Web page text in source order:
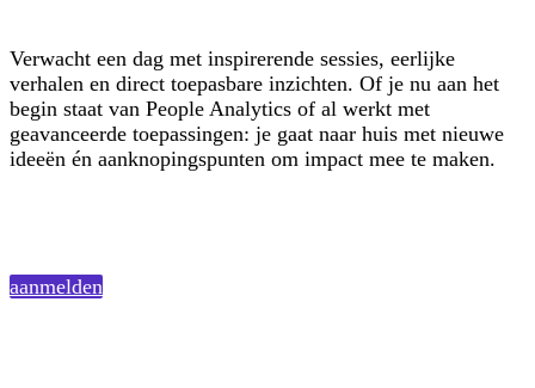
Verwacht een dag met inspirerende sessies, eerlijke
verhalen en direct toepasbare inzichten. Of je nu aan het
begin staat van People Analytics of al werkt met
geavanceerde toepassingen: je gaat naar huis met nieuwe
ideeën én aanknopingspunten om impact mee te maken.
aanmelden